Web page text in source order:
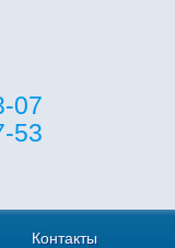
07
53
Контакты